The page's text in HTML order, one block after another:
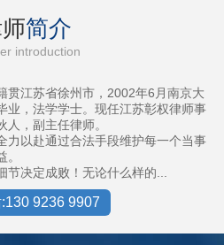
简介
introduction
贯江苏省徐州市，2002年6月南京大
业，法学学士。现任江苏彰权律师事
人，副主任律师。
力以赴通过合法手段维护每一个当事
。
节决定成败！无论什么样的...
9236 9907